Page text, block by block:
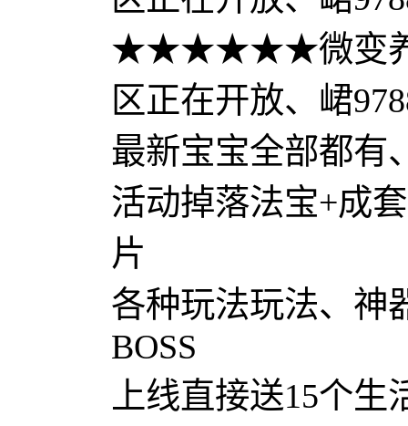
★★★★★★微变
区正在开放、峮
最新宝宝全部都有
活动掉落法宝+成
片
各种玩法玩法、神
BOSS
上线直接送15个